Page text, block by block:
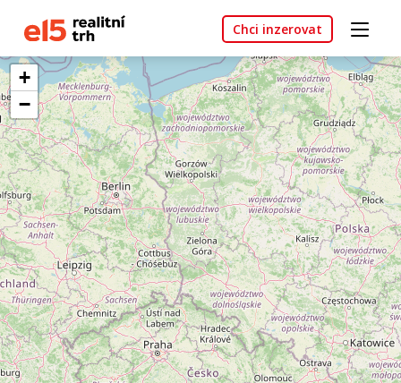
Chci inzerovat
+
−